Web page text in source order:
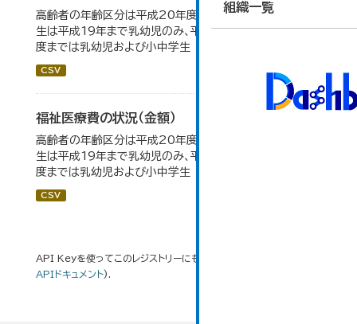
組織一覧
高齢者の年齢区分は平成20年度から変更 乳幼児・小中高
生は平成19年まで乳幼児のみ、平成20年度から令和元年
度までは乳幼児および小中学生
CSV
福祉医療費の状況（金額）
高齢者の年齢区分は平成20年度から変更 乳幼児・小中高
生は平成19年まで乳幼児のみ、平成20年度から令和元年
度までは乳幼児および小中学生
CSV
API Keyを使ってこのレジストリーにもアクセス可能です
APIドキュメント).